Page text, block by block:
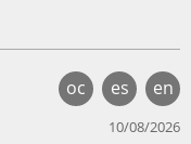
oc es en
10/08/2026